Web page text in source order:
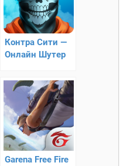
Контра Сити —
Онлайн Шутер
Garena Free Fire